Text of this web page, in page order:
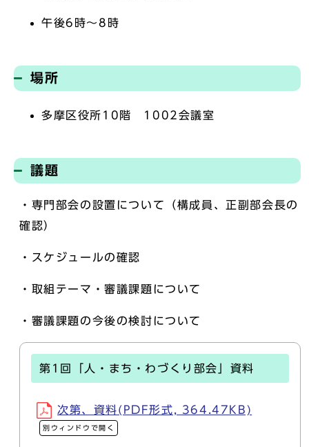
午後6時～8時
場所
多摩区役所10階 1002会議室
議題
・専門部会の設置について（構成員、正副部会長の
確認）
・スケジュールの確認
・取組テーマ・審議課題について
・審議課題の今後の検討について
第1回「人・まち・わづくり部会」資料
次第、資料(PDF形式, 364.47KB)
別ウィンドウで開く